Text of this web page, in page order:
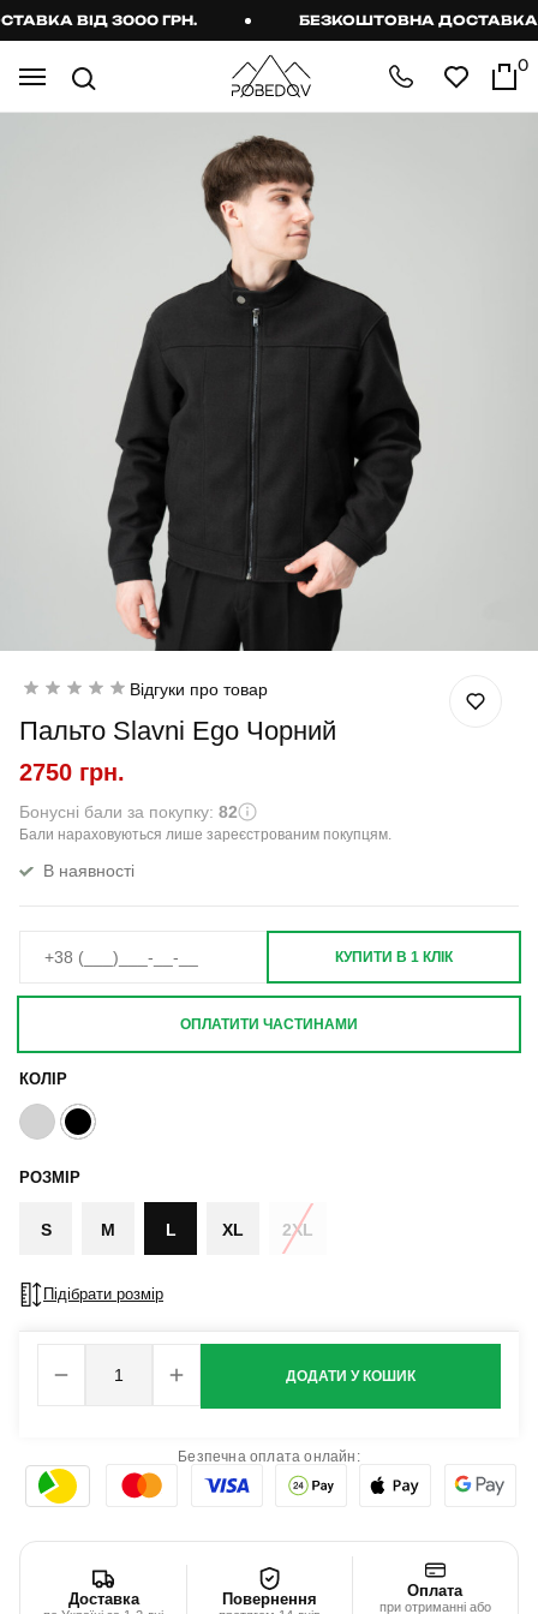
ВІД 3000 ГРН. БЕЗКОШТОВНА ДОСТАВКА
0
Відгуки про товар
Пальто Slavni Ego Чорний
2750 грн.
Бонусні бали за покупку: 82
Бали нараховуються лише зареєстрованим покупцям.
В наявності
КОЛІР
РОЗМІР
S M L XL 2XL
Підібрати розмір
ДОДАТИ У КОШИК
КУПИТИ В 1 КЛІК
ОПЛАТИТИ ЧАСТИНАМИ
Безпечна оплата онлайн:
Доставка Повернення Оплата
при отриманні або